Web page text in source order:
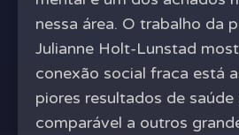
nessa área. O trabalho da
Julianne Holt-Lunstad
conexão social fraca está
piores resultados de saúde
comparável a outros